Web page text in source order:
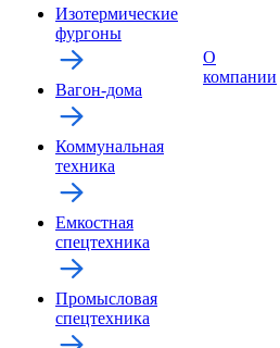
Изотермические
фургоны
Вагон-дома
Коммунальная
техника
Емкостная
спецтехника
Промысловая
спецтехника
О
компании